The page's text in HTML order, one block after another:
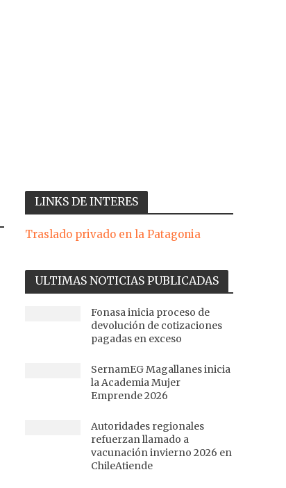
LINKS DE INTERES
Traslado privado en la Patagonia
ULTIMAS NOTICIAS PUBLICADAS
Fonasa inicia proceso de
devolución de cotizaciones
pagadas en exceso
SernamEG Magallanes inicia
la Academia Mujer
Emprende 2026
Autoridades regionales
refuerzan llamado a
vacunación invierno 2026 en
ChileAtiende